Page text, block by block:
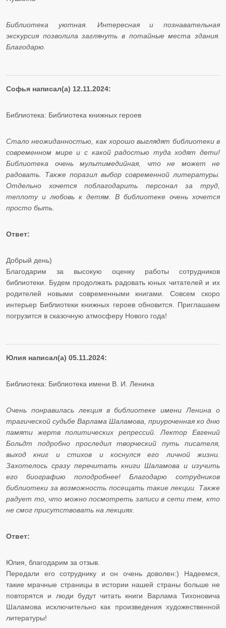
Библиотека уютная. Интересная и познавательная
экскурсия позволила заглянуть в потайные места здания.
Благодарю.
Софья написал(а) 12.11.2024:
Библиотека: Библиотека книжных героев
Стало неожиданностью, как хорошо выглядят библиотеки в
современном мире и с какой радостью туда ходят дети!
Библиотека очень мультимедийная, что не может не
радовать. Также поразил выбор современной литературы.
Отдельно хочется поблагодарить персонал за труд,
теплоту и любовь к детям. В библиотеке очень хочется
просто быть.
Ответ:
Добрый день)
Благодарим за высокую оценку работы сотрудников
библиотеки. Будем продолжать радовать юных читателей и их
родителей новыми современными книгами. Совсем скоро
интерьер Библиотеки книжных героев обновится. Приглашаем
погрузится в сказочную атмосферу Нового года!
Юлия написал(а) 05.11.2024:
Библиотека: Библиотека имени В. И. Ленина
Очень понравилась лекция в библиотеке имени Ленина о
трагической судьбе Варлама Шаламова, приуроченная ко дню
памяти жертв политических репрессий. Лектор Евгений
Больдт подробно проследил творческий путь писателя,
выход книг и стихов и коснулся его личной жизни.
Захотелось сразу перечитать книги Шаламова и изучить
его биографию поподробнее! Благодарю сотрудников
библиотеки за возможность посещать такие лекции. Также
радует то, что можно посмотреть записи в сети тем, кто
не смог присутствовать на лекциях.
Ответ:
Юлия, благодарим за отзыв.
Передали его сотруднику и он очень доволен:) Надеемся,
такие мрачные страницы в истории нашей страны больше не
повторятся и люди будут читать книги Варлама Тихоновича
Шаламова исключительно как произведения художественной
литературы!